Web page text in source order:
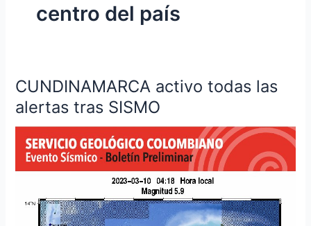
centro del país
CUNDINAMARCA activo todas las
alertas tras SISMO
CUNDINAMARCA
activo
todas
alertas